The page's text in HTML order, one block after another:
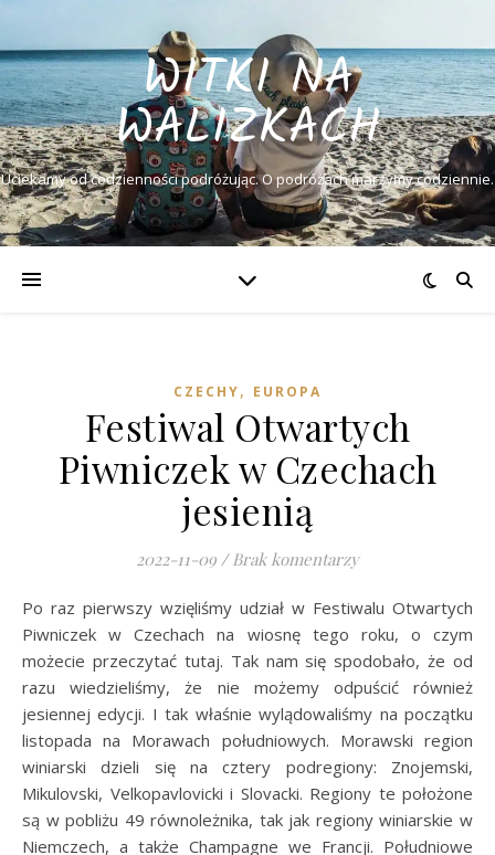
WITKI NA
WALIZKACH
Uciekamy od codzienności podróżując. O podróżach marzymy codziennie.
CZECHY, EUROPA
Festiwal Otwartych
Piwniczek w Czechach
jesienią
2022-11-09 / Brak komentarzy
Po raz pierwszy wzięliśmy udział w Festiwalu Otwartych
Piwniczek w Czechach na wiosnę tego roku, o czym
możecie przeczytać tutaj. Tak nam się spodobało, że od
razu wiedzieliśmy, że nie możemy odpuścić również
jesiennej edycji. I tak właśnie wylądowaliśmy na początku
listopada na Morawach południowych. Morawski region
winiarski dzieli się na cztery podregiony: Znojemski,
Mikulovski, Velkopavlovicki i Slovacki. Regiony te położone
są w pobliżu 49 równoleżnika, tak jak regiony winiarskie w
Niemczech, a także Champagne we Francji. Południowe